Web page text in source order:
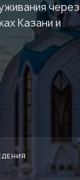
через
Казани и